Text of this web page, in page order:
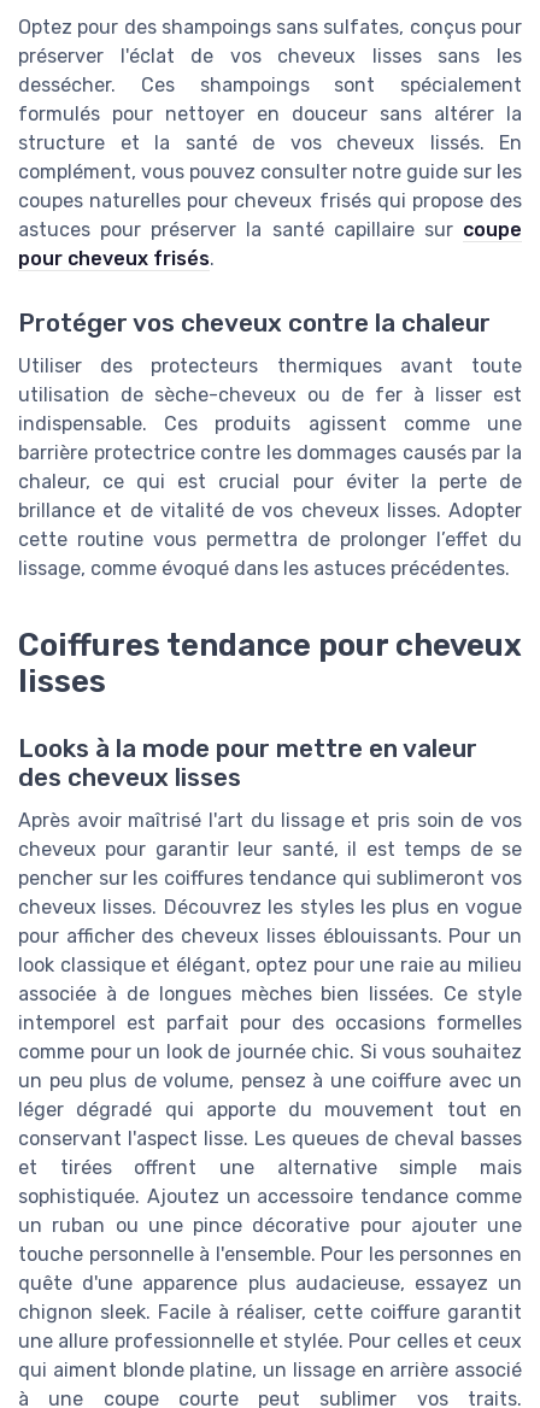
Optez pour des shampoings sans sulfates, conçus pour
préserver l'éclat de vos cheveux lisses sans les
dessécher. Ces shampoings sont spécialement
formulés pour nettoyer en douceur sans altérer la
structure et la santé de vos cheveux lissés. En
complément, vous pouvez consulter notre guide sur les
coupes naturelles pour cheveux frisés qui propose des
astuces pour préserver la santé capillaire sur coupe
pour cheveux frisés.
Protéger vos cheveux contre la chaleur
Utiliser des protecteurs thermiques avant toute
utilisation de sèche-cheveux ou de fer à lisser est
indispensable. Ces produits agissent comme une
barrière protectrice contre les dommages causés par la
chaleur, ce qui est crucial pour éviter la perte de
brillance et de vitalité de vos cheveux lisses. Adopter
cette routine vous permettra de prolonger l’effet du
lissage, comme évoqué dans les astuces précédentes.
Coiffures tendance pour cheveux
lisses
Looks à la mode pour mettre en valeur
des cheveux lisses
Après avoir maîtrisé l'art du lissage et pris soin de vos
cheveux pour garantir leur santé, il est temps de se
pencher sur les coiffures tendance qui sublimeront vos
cheveux lisses. Découvrez les styles les plus en vogue
pour afficher des cheveux lisses éblouissants. Pour un
look classique et élégant, optez pour une raie au milieu
associée à de longues mèches bien lissées. Ce style
intemporel est parfait pour des occasions formelles
comme pour un look de journée chic. Si vous souhaitez
un peu plus de volume, pensez à une coiffure avec un
léger dégradé qui apporte du mouvement tout en
conservant l'aspect lisse. Les queues de cheval basses
et tirées offrent une alternative simple mais
sophistiquée. Ajoutez un accessoire tendance comme
un ruban ou une pince décorative pour ajouter une
touche personnelle à l'ensemble. Pour les personnes en
quête d'une apparence plus audacieuse, essayez un
chignon sleek. Facile à réaliser, cette coiffure garantit
une allure professionnelle et stylée. Pour celles et ceux
qui aiment blonde platine, un lissage en arrière associé
à une coupe courte peut sublimer vos traits.